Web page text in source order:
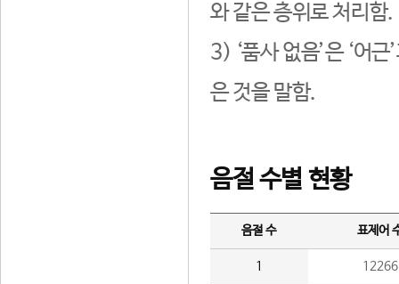
와 같은 층위로 처리함.
3) ‘품사 없음’은 ‘어
은 것을 말함.
음절 수별 현황
음절 수 표제어
1 12266